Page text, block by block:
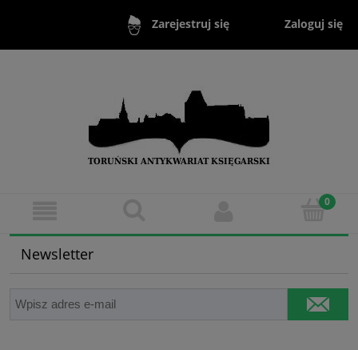
Zarejestruj się Zaloguj się
Newsletter